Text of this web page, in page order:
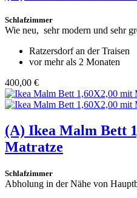
Schlafzimmer
Wie neu, sehr modern und sehr
Ratzersdorf an der Traisen
vor mehr als 2 Monaten
400,00 €
(A) Ikea Malm Bett
Matratze
Schlafzimmer
Abholung in der Nähe von